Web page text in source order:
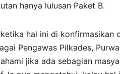
hanya lulusan Paket B.
hal ini di konfirmasikan
Pengawas Pilkades,
jika ada sebagian